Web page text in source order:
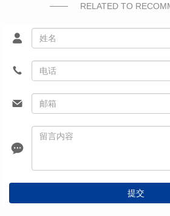
RELATED TO
提交